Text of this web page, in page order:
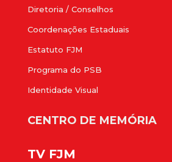
Diretoria / Conselhos
Coordenações Estaduais
Estatuto FJM
Programa do PSB
Identidade Visual
CENTRO DE MEMÓRIA
TV FJM